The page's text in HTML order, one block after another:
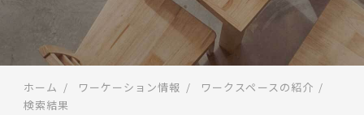
ホーム ワーケーション情報
ワークスペースの紹介
検索結果